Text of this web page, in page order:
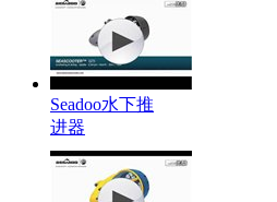
Seadoo水下推
进器